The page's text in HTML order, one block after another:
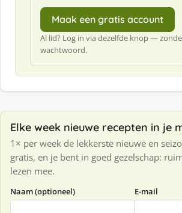
Maak een gratis account
Al lid? Log in via dezelfde knop —
wachtwoord.
Elke week nieuwe recepten in je
1× per week de lekkerste nieuwe en
gratis, en je bent in goed gezelschap:
lezen mee.
Naam (optioneel) E-mail